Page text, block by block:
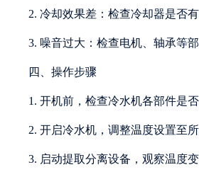
2. 冷却效果差：检查冷却器是否
3. 噪音过大：检查电机、轴承等
四、操作步骤
1. 开机前，检查冷水机各部件是
2. 开启冷水机，调整温度设置至所
3. 启动提取分离设备，观察温度